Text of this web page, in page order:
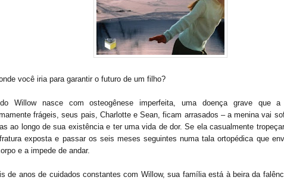
você iria para garantir o futuro de um filho?
Willow nasce com osteogênese imperfeita, uma doença grave que
frágeis, seus pais, Charlotte e Sean, ficam arrasados – a menina vai
ao longo de sua existência e ter uma vida de dor. Se ela casualmente
exposta e passar os seis meses seguintes numa tala ortopédica que
e a impede de andar.
de anos de cuidados constantes com Willow, sua família está à beira da